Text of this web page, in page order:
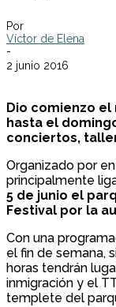
Por
Víctor de Elena
-
2 junio 2016
Dio comienzo el
hasta el
conciertos,
Organizado por
principalmente
5 de junio el
Festival por la
Con una
el fin de semana,
horas tendrán
inmigración y el
templete del